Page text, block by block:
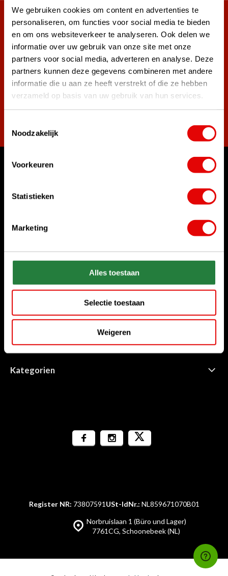
We gebruiken cookies om content en advertenties te
personaliseren, om functies voor social media te bieden
en om ons websiteverkeer te analyseren. Ook delen we
informatie over uw gebruik van onze site met onze
partners voor social media, adverteren en analyse. Deze
partners kunnen deze gegevens combineren met andere
informatie die u aan ze heeft verstrekt of die ze hebben
verzameld op basis van uw gebruik van hun services.
Noodzakelijk
Voorkeuren
Statistieken
Marketing
Alles toestaan
Selectie toestaan
Weigeren
Mehr als 38.000 Kunden haben sich bereits
angemeldet.
Melde dich für den Newsletter an und verpasse nie wieder
die besten Golfangebote!
Rufen Sie uns an
Chatten Sie mit uns
Senden Sie uns eine E-Mail
sales@golfdriver.nl
Kundenservice
Informationen
Kategorien
Norbruislaan 1 (Büro und Lager)
7761CG, Schoonebeek (NL)
Register NR: 73807591 USt-IdNr.: NL859671070B01